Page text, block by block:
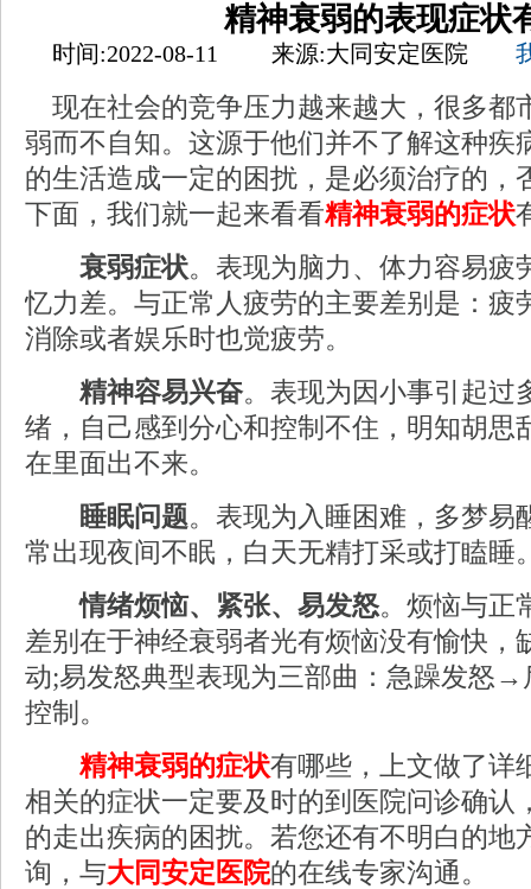
精神衰弱的表现症状
时间:2022-08-11 来源:大同安定医院
现在社会的竞争压力越来越大，很多都
弱而不自知。这源于他们并不了解这种疾
的生活造成一定的困扰，是必须治疗的，
下面，我们就一起来看看精神衰弱的症状
衰弱症状。表现为脑力、体力容易疲
忆力差。与正常人疲劳的主要差别是：疲
消除或者娱乐时也觉疲劳。
精神容易兴奋。表现为因小事引起过
绪，自己感到分心和控制不住，明知胡思
在里面出不来。
睡眠问题。表现为入睡困难，多梦易
常出现夜间不眠，白天无精打采或打瞌睡
情绪烦恼、紧张、易发怒。烦恼与正
差别在于神经衰弱者光有烦恼没有愉快，
动;易发怒典型表现为三部曲：急躁发怒
控制。
精神衰弱的症状有哪些，上文做了详
相关的症状一定要及时的到医院问诊确认
的走出疾病的困扰。若您还有不明白的地
询，与大同安定医院的在线专家沟通。